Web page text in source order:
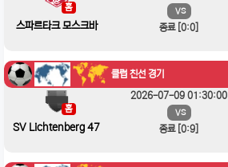
홈
스파르타크 모스크바
VS
종료 [0:0]
클럽 친선 경기
홈
SV Lichtenberg 47
2026-07-09 01:30:00
VS
종료 [0:9]